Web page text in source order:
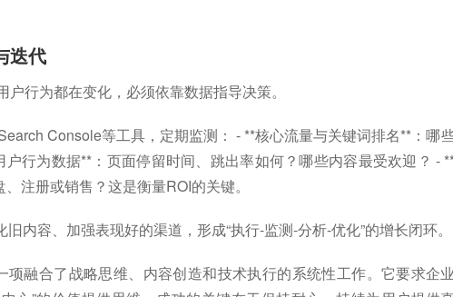
迭代
行为都在变化，必须依靠数据指导决策。
Console等工具，定期监测： - **核心流量与关键词排名**：哪
行为数据**：页面停留时间、跳出率如何？哪些内容最受欢迎？ -
注册或销售？这是衡量ROI的关键。
内容、加强表现好的渠道，形成“执行-监测-分析-优化”的增长闭环。
融合了战略思维、内容创造和技术执行的系统性工作。它要求企业